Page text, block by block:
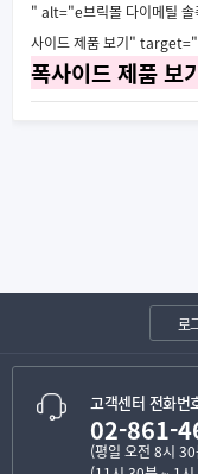
" alt="e브릭몰 다이메틸
사이드 제품 보기"
폭사이드 제품 보
로
고객센터 전화번
02-861-
(평일 오전 8시